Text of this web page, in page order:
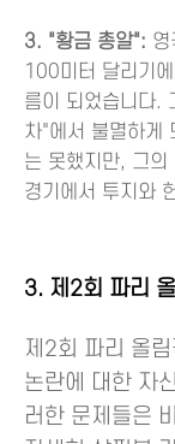
3. "황금 총알":
100미터 달리기
름이 되었습니다.
차"에서 불멸하게
는 못했지만, 그의
경기에서 투지와
3. 제2회 파리
제2회 파리 올
논란에 대한 자
러한 문제들은